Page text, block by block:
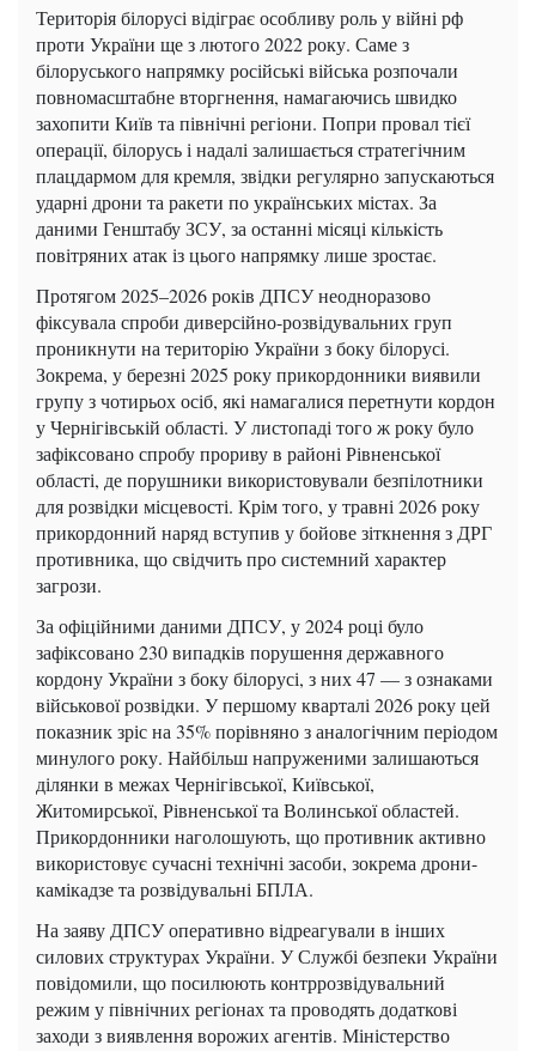
Територія білорусі відіграє особливу роль у війні рф
проти України ще з лютого 2022 року. Саме з
білоруського напрямку російські війська розпочали
повномасштабне вторгнення, намагаючись швидко
захопити Київ та північні регіони. Попри провал тієї
операції, білорусь і надалі залишається стратегічним
плацдармом для кремля, звідки регулярно запускаються
ударні дрони та ракети по українських містах. За
даними Генштабу ЗСУ, за останні місяці кількість
повітряних атак із цього напрямку лише зростає.
Протягом 2025–2026 років ДПСУ неодноразово
фіксувала спроби диверсійно-розвідувальних груп
проникнути на територію України з боку білорусі.
Зокрема, у березні 2025 року прикордонники виявили
групу з чотирьох осіб, які намагалися перетнути кордон
у Чернігівській області. У листопаді того ж року було
зафіксовано спробу прориву в районі Рівненської
області, де порушники використовували безпілотники
для розвідки місцевості. Крім того, у травні 2026 року
прикордонний наряд вступив у бойове зіткнення з ДРГ
противника, що свідчить про системний характер
загрози.
За офіційними даними ДПСУ, у 2024 році було
зафіксовано 230 випадків порушення державного
кордону України з боку білорусі, з них 47 — з ознаками
військової розвідки. У першому кварталі 2026 року цей
показник зріс на 35% порівняно з аналогічним періодом
минулого року. Найбільш напруженими залишаються
ділянки в межах Чернігівської, Київської,
Житомирської, Рівненської та Волинської областей.
Прикордонники наголошують, що противник активно
використовує сучасні технічні засоби, зокрема дрони-
камікадзе та розвідувальні БПЛА.
На заяву ДПСУ оперативно відреагували в інших
силових структурах України. У Службі безпеки України
повідомили, що посилюють контррозвідувальний
режим у північних регіонах та проводять додаткові
заходи з виявлення ворожих агентів. Міністерство